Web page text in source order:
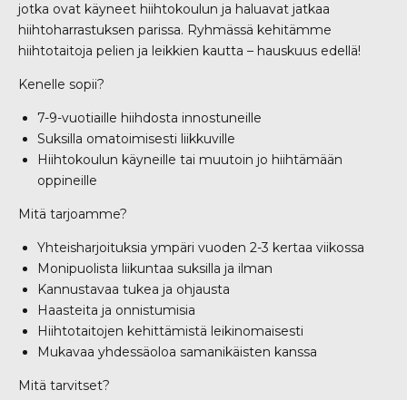
jotka ovat käyneet hiihto­koulun ja haluavat jatkaa
hiihtoharrastuksen parissa. Ryhmässä kehitämme
hiihtotaitoja pelien ja leikkien kautta – hauskuus edellä!
Kenelle sopii?
7-9-vuotiaille hiihdosta innostuneille
Suksilla omatoimisesti liikkuville
Hiihtokoulun käyneille tai muutoin jo hiihtämään
oppineille
Mitä tarjoamme?
Yhteisharjoituksia ympäri vuoden 2-3 kertaa viikossa
Monipuolista liikuntaa suksilla ja ilman
Kannustavaa tukea ja ohjausta
Haasteita ja onnistumisia
Hiihtotaitojen kehittämistä leikinomaisesti
Mukavaa yhdessäoloa samanikäisten kanssa
Mitä tarvitset?